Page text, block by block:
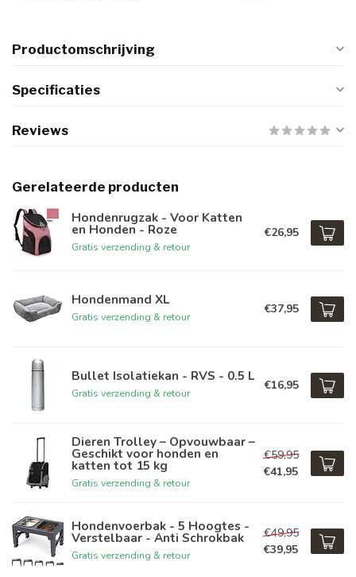
Productomschrijving
Specificaties
Reviews
Gerelateerde producten
Hondenrugzak - Voor Katten
en Honden - Roze
Gratis verzending & retour
€26,95
Hondenmand XL
Gratis verzending & retour
€37,95
Bullet Isolatiekan - RVS - 0.5 L
Gratis verzending & retour
€16,95
Dieren Trolley – Opvouwbaar –
Geschikt voor honden en
katten tot 15 kg
Gratis verzending & retour
€59,95
€41,95
Hondenvoerbak - 5 Hoogtes -
Verstelbaar - Anti Schrokbak
Gratis verzending & retour
€49,95
€39,95